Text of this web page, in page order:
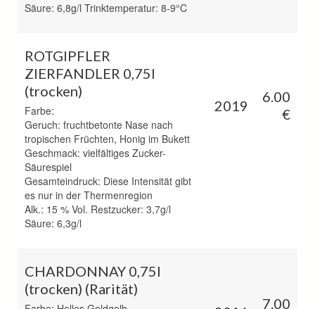
Säure: 6,8g/l Trinktemperatur: 8-9°C
ROTGIPFLER
ZIERFANDLER 0,75l
(trocken)
Farbe:
Geruch: fruchtbetonte Nase nach
tropischen Früchten, Honig im Bukett
Geschmack: vielfältiges Zucker-
Säurespiel
Gesamteindruck: Diese Intensität gibt
es nur in der Thermenregion
Alk.: 15 % Vol. Restzucker: 3,7g/l
Säure: 6,3g/l
2019
6.00
€
CHARDONNAY 0,75l
(trocken) (Rarität)
7.00